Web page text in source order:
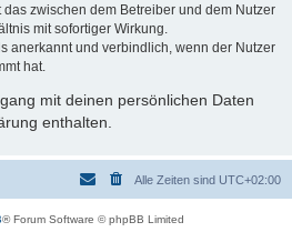
zwischen dem Betreiber und dem Nutzer
mit sofortiger Wirkung.
anerkannt und verbindlich, wenn der Nutzer
hat.
mit deinen persönlichen Daten
enthalten.
Alle Zeiten sind UTC+02:00
® Forum Software © phpBB Limited